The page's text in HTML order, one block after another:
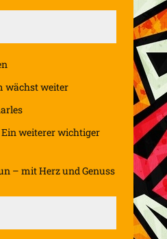
wächst weiter
weiterer wichtiger
– mit Herz und Genuss